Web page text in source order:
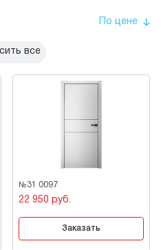
По цене
все
№31 0097
22 950 руб.
Заказать